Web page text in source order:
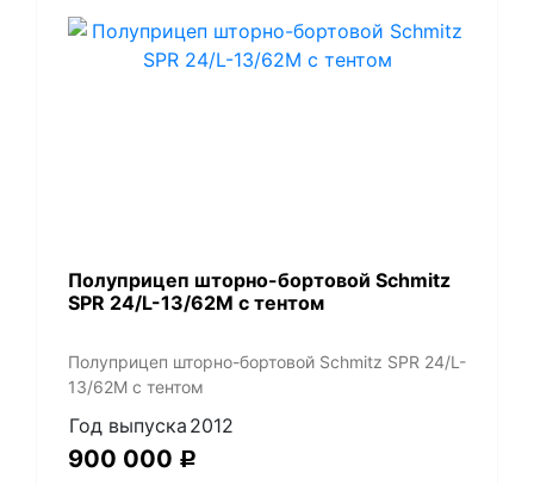
Полуприцеп шторно-бортовой Schmitz
SPR 24/L-13/62M с тентом
Полуприцеп шторно-бортовой Schmitz SPR 24/L-
13/62M с тентом
Год выпуска 2012
900 000 Р